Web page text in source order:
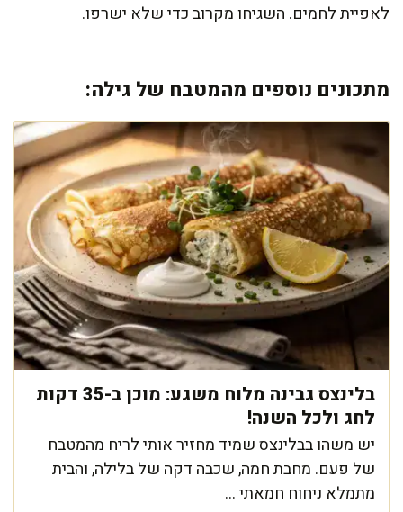
לאפיית לחמים. השגיחו מקרוב כדי שלא ישרפו.
מתכונים נוספים מהמטבח של גילה:
בלינצס גבינה מלוח משגע: מוכן ב-35 דקות
לחג ולכל השנה!
יש משהו בבלינצס שמיד מחזיר אותי לריח מהמטבח
של פעם. מחבת חמה, שכבה דקה של בלילה, והבית
מתמלא ניחוח חמאתי ...